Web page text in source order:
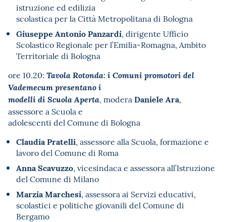
istruzione ed edilizia
scolastica per la Città Metropolitana di Bologna
Giuseppe Antonio Panzardi, dirigente Ufficio
Scolastico Regionale per l’Emilia-Romagna, Ambito
Territoriale di Bologna
ore 10.20: Tavola Rotonda: i Comuni promotori del
Vademecum presentano i
modelli di Scuola Aperta, modera Daniele Ara,
assessore a Scuola e
adolescenti del Comune di Bologna
Claudia Pratelli, assessore alla Scuola, formazione e
lavoro del Comune di Roma
Anna Scavuzzo, vicesindaca e assessora all’Istruzione
del Comune di Milano
Marzia Marchesi, assessora ai Servizi educativi,
scolastici e politiche giovanili del Comune di
Bergamo